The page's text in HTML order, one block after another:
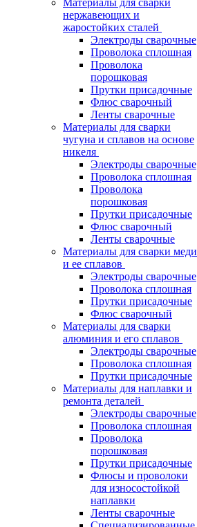
Материалы для сварки
нержавеющих и
жаростойких сталей
Электроды сварочные
Проволока сплошная
Проволока
порошковая
Прутки присадочные
Флюс сварочный
Ленты сварочные
Материалы для сварки
чугуна и сплавов на основе
никеля
Электроды сварочные
Проволока сплошная
Проволока
порошковая
Прутки присадочные
Флюс сварочный
Ленты сварочные
Материалы для сварки меди
и ее сплавов
Электроды сварочные
Проволока сплошная
Прутки присадочные
Флюс сварочный
Материалы для сварки
алюминия и его сплавов
Электроды сварочные
Проволока сплошная
Прутки присадочные
Материалы для наплавки и
ремонта деталей
Электроды сварочные
Проволока сплошная
Проволока
порошковая
Прутки присадочные
Флюсы и проволоки
для износостойкой
наплавки
Ленты сварочные